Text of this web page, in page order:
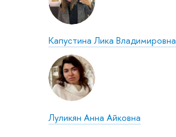
Капустина Лика Владимировна
Луликян Анна Айковна